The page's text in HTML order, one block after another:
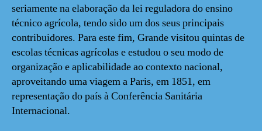
seriamente na elaboração da lei reguladora do ensino
técnico agrícola, tendo sido um dos seus principais
contribuidores. Para este fim, Grande visitou quintas de
escolas técnicas agrícolas e estudou o seu modo de
organização e aplicabilidade ao contexto nacional,
aproveitando uma viagem a Paris, em 1851, em
representação do país à Conferência Sanitária
Internacional.